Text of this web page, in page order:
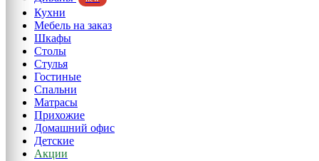
Кухни
Мебель на заказ
Шкафы
Столы
Стулья
Гостиные
Спальни
Матрасы
Прихожие
Домашний офис
Детские
Акции